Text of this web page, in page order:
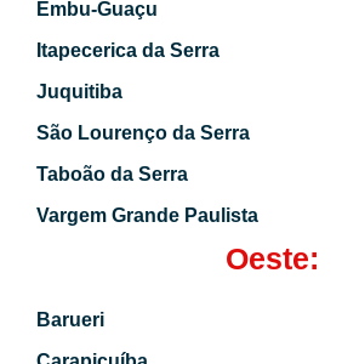
Embu-Guaçu
Itapecerica da Serra
Juquitiba
São Lourenço da Serra
Taboão da Serra
Vargem Grande Paulista
Oeste:
Barueri